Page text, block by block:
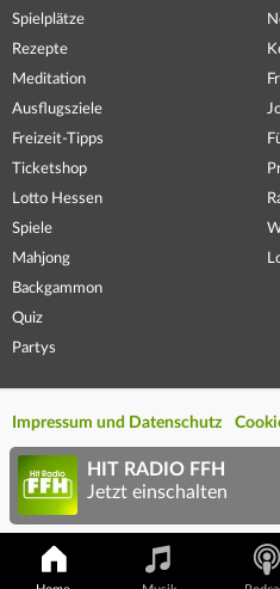
Spielplätze
Rezepte
Meditation
Ausflugsziele
Freizeit-Tipps
Ticketshop
Lotto Hessen
Spiele
Mahjong
Backgammon
Quiz
Partys
Impressum und Datenschutz
HIT RADIO FFH
Jetzt einschalten